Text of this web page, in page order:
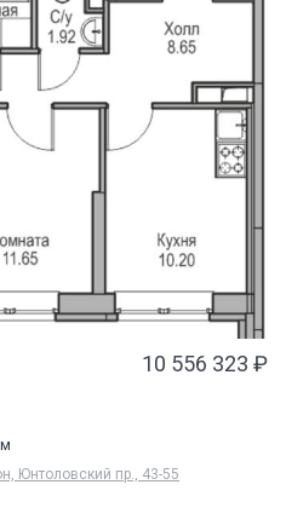
10 556 323 ₽
Юнтоловский пр., 43-55